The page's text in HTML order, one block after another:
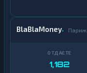
BlaBlaMoney Париж
1,182